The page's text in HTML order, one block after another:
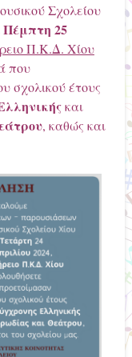
Σχολείου
Πέμπτη 25
Π.Κ.Δ. Χίου
που
σχολικού έτους
και
, καθώς και